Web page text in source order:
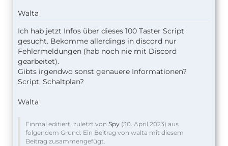
Walta
Ich hab jetzt Infos über dieses 100 Taster Script
gesucht. Bekomme allerdings in discord nur
Fehlermeldungen (hab noch nie mit Discord
gearbeitet).
Gibts irgendwo sonst genauere Informationen?
Script, Schaltplan?
Walta
Einmal editiert, zuletzt von Spy (30. April 2023) aus
folgendem Grund: Ein Beitrag von walta mit diesem
Beitrag zusammengefügt.